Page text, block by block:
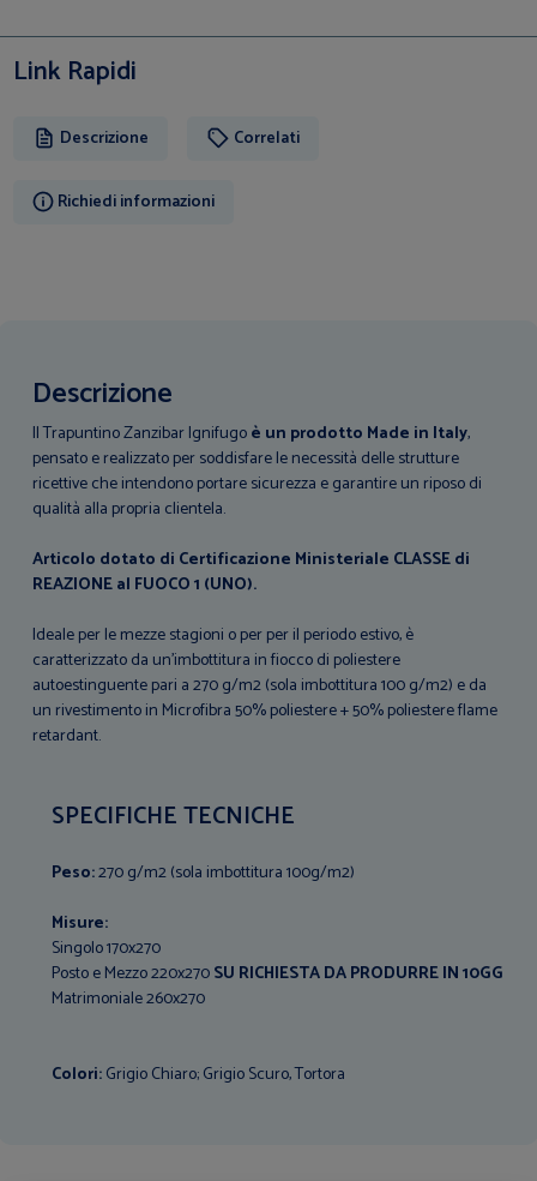
Link Rapidi
Descrizione Correlati
Richiedi informazioni
Descrizione
Il Trapuntino Zanzibar Ignifugoè un prodotto Made in Italy,
pensato e realizzato per soddisfare le necessità delle strutture
ricettive che intendono portare sicurezza e garantire un riposo di
qualità alla propria clientela.
Articolo dotato di Certificazione Ministeriale CLASSE di
REAZIONE al FUOCO 1 (UNO).
Ideale per le mezze stagioni o per per il periodo estivo, è
caratterizzato da un'imbottitura in fiocco di poliestere
autoestinguente pari a 270 g/m2 (sola imbottitura 100 g/m2) e da
un rivestimento in Microfibra 50% poliestere + 50% poliestere flame
retardant.
SPECIFICHE TECNICHE
Peso:270 g/m2 (sola imbottitura 100g/m2)
Misure:
Singolo 170x270
Posto e Mezzo 220x270SU RICHIESTA DA PRODURRE IN 10GG
Matrimoniale 260x270
Colori:Grigio Chiaro; Grigio Scuro, Tortora